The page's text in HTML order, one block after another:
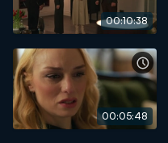
00:10:38
00:05:48